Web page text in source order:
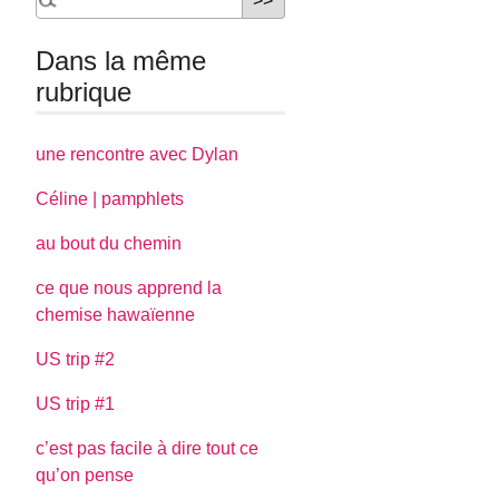
Dans la même
rubrique
une rencontre avec Dylan
Céline | pamphlets
au bout du chemin
ce que nous apprend la
chemise hawaïenne
US trip #2
US trip #1
c’est pas facile à dire tout ce
qu’on pense